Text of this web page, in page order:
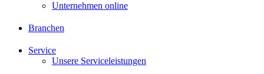
Unternehmen online
Branchen
Service
Unsere Serviceleistungen